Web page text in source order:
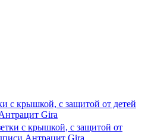
с крышкой, с защитой от детей
Gira